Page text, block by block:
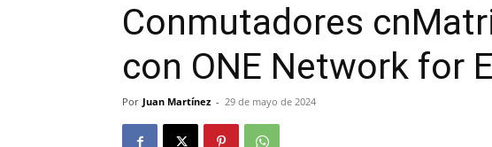
Conmutadores
con ONE Network for
Por Juan Martínez - 29 de mayo de 2024